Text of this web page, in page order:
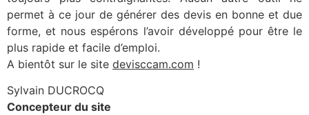
permet à ce jour de générer des devis en bonne et due
forme, et nous espérons l’avoir développé pour être le
plus rapide et facile d’emploi.
A bientôt sur le site devisccam.com !
Sylvain DUCROCQ
Concepteur du site